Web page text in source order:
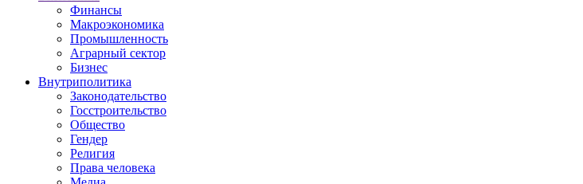
Финансы
Макроэкономика
Промышленность
Аграрный сектор
Бизнес
Внутриполитика
Законодательство
Госстроительство
Общество
Гендер
Религия
Права человека